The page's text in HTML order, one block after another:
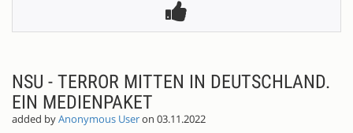
NSU - TERROR MITTEN IN DEUTSCHLAND.
EIN MEDIENPAKET
added byAnonymous Useron 03.11.2022